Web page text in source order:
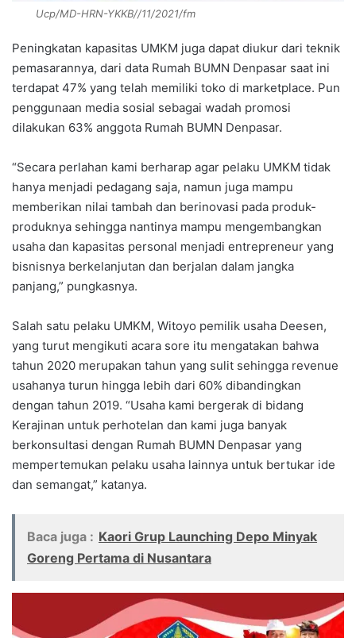
Ucp/MD-HRN-YKKB//11/2021/fm
Peningkatan kapasitas UMKM juga dapat diukur dari teknik
pemasarannya, dari data Rumah BUMN Denpasar saat ini
terdapat 47% yang telah memiliki toko di marketplace. Pun
penggunaan media sosial sebagai wadah promosi
dilakukan 63% anggota Rumah BUMN Denpasar.
“Secara perlahan kami berharap agar pelaku UMKM tidak
hanya menjadi pedagang saja, namun juga mampu
memberikan nilai tambah dan berinovasi pada produk-
produknya sehingga nantinya mampu mengembangkan
usaha dan kapasitas personal menjadi entrepreneur yang
bisnisnya berkelanjutan dan berjalan dalam jangka
panjang,” pungkasnya.
Salah satu pelaku UMKM, Witoyo pemilik usaha Deesen,
yang turut mengikuti acara sore itu mengatakan bahwa
tahun 2020 merupakan tahun yang sulit sehingga revenue
usahanya turun hingga lebih dari 60% dibandingkan
dengan tahun 2019. “Usaha kami bergerak di bidang
Kerajinan untuk perhotelan dan kami juga banyak
berkonsultasi dengan Rumah BUMN Denpasar yang
mempertemukan pelaku usaha lainnya untuk bertukar ide
dan semangat,” katanya.
Baca juga : Kaori Grup Launching Depo Minyak
Goreng Pertama di Nusantara